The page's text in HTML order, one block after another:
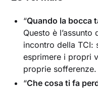
“Quando la bocca
Questo è
incontro della TCI:
esprimere i propri
proprie sofferenze.
“Che cosa ti fa